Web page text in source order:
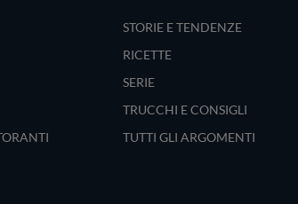
STORIE E TENDENZE
RICETTE
SERIE
TRUCCHI E CONSIGLI
TUTTI GLI ARGOMENTI